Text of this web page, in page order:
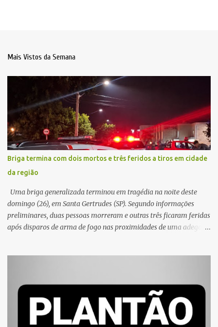
Mais Vistos da Semana
Briga termina com dois mortos e três feridos a tiros em cidade
da região
Uma briga generalizada terminou em tragédia na noite deste
domingo (26), em Santa Gertrudes (SP). Segundo informações
preliminares, duas pessoas morreram e outras três ficaram feridas
após disparos de arma de fogo nas proximidades de uma adega. O
diversos disparos. Duas vítimas morreram ainda no local. Outras
três pessoas foram baleadas e socorridas. Até o momento, não
foram divulgadas informações oficiais sobre o estado de saúde dos
feridos. Equipes da Polícia Militar de Santa Gertrudes atenderam a